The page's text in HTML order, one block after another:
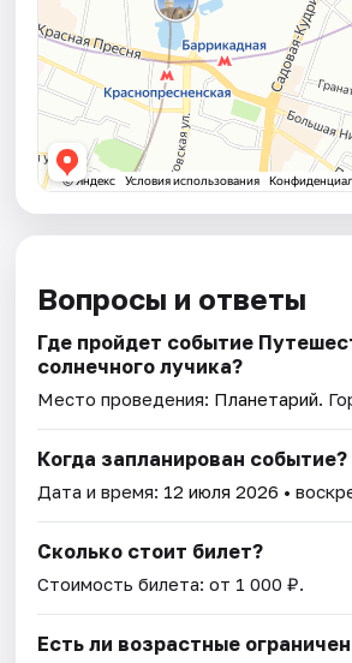
Вопросы и ответы
Где пройдет событие
солнечного лучика?
Место проведения: Планетарий.
Когда запланирован событие?
Дата и время: 12 июля 2026 •
Сколько стоит билет?
Стоимость билета: от 1 000 ₽.
Есть ли возрастные